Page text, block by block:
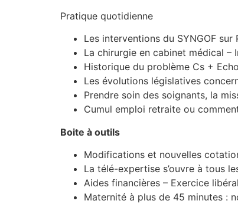
Pratique quotidienne
Les interventions du SYNGOF sur
La chirurgie en cabinet médical –
Historique du problème Cs +
Les évolutions législatives
Prendre soin des soignants, la
Cumul emploi retraite ou
Boite à outils
Modifications et nouvelles
La télé-expertise s’ouvre à tous
Aides financières – Exercice
Maternité à plus de 45 minutes :